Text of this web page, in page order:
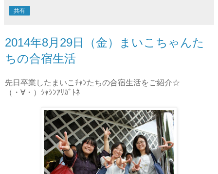
共有
2014年8月29日（金）まいこちゃんた
ちの合宿生活
先日卒業したまいこﾁｬﾝたちの合宿生活をご紹介☆
（・∀・）ｼｬｼﾝｱﾘｶﾞﾄﾈ